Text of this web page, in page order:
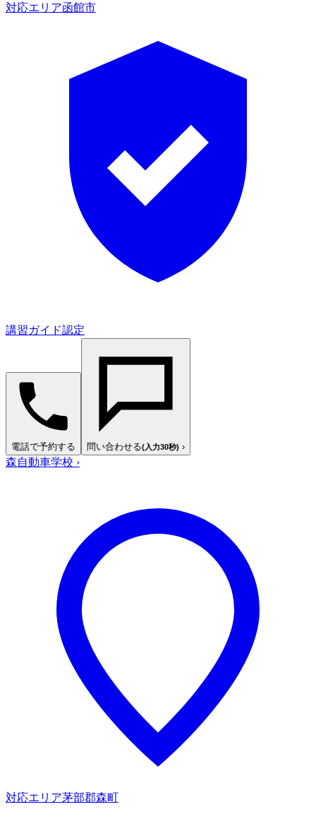
対応エリア函館市
講習ガイド認定
電話で予約する 問い合わせる(入力30秒) ›
森自動車学校 ›
対応エリア茅部郡森町